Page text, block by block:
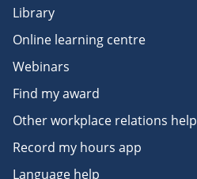
Library
Online learning centre
Webinars
Find my award
Other workplace relations help
Record my hours app
Language help